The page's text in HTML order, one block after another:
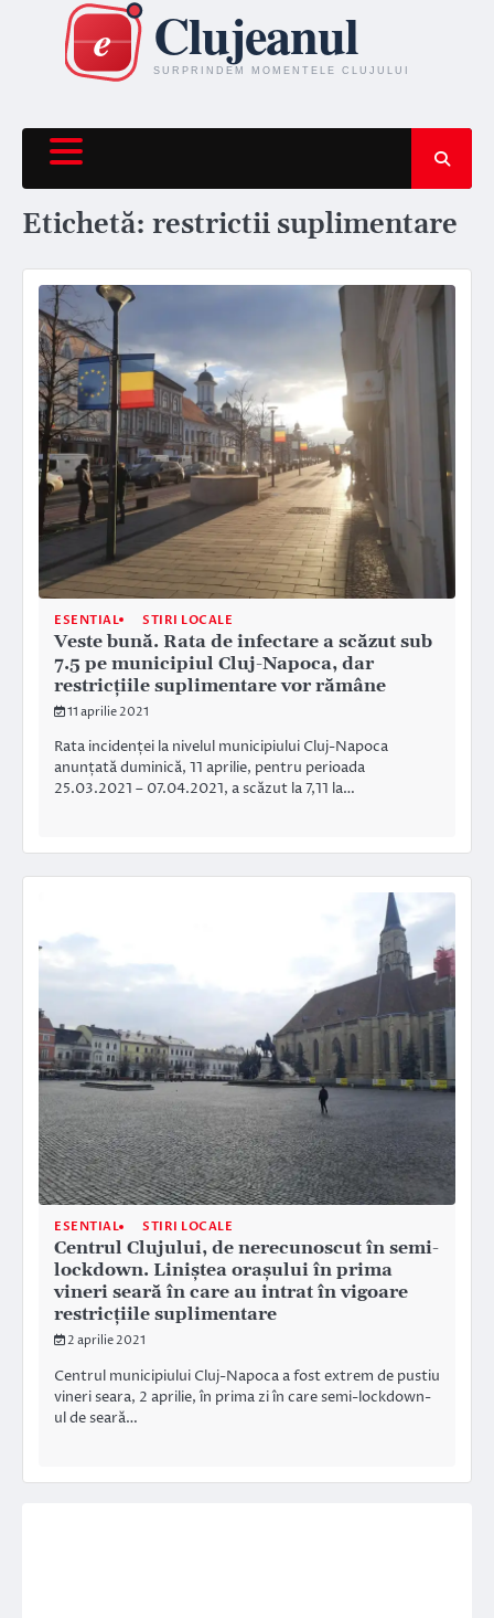
content
Etichetă: restrictii suplimentare
ESENTIAL STIRI LOCALE
Veste bună. Rata de infectare a scăzut sub
7.5 pe municipiul Cluj-Napoca, dar
restricțiile suplimentare vor rămâne
11 aprilie 2021
Rata incidenței la nivelul municipiului Cluj-Napoca
anunțată duminică, 11 aprilie, pentru perioada
25.03.2021 – 07.04.2021, a scăzut la 7,11 la…
ESENTIAL STIRI LOCALE
Centrul Clujului, de nerecunoscut în semi-
lockdown. Liniștea orașului în prima
vineri seară în care au intrat în vigoare
restricțiile suplimentare
2 aprilie 2021
Centrul municipiului Cluj-Napoca a fost extrem de pustiu
vineri seara, 2 aprilie, în prima zi în care semi-lockdown-
ul de seară…